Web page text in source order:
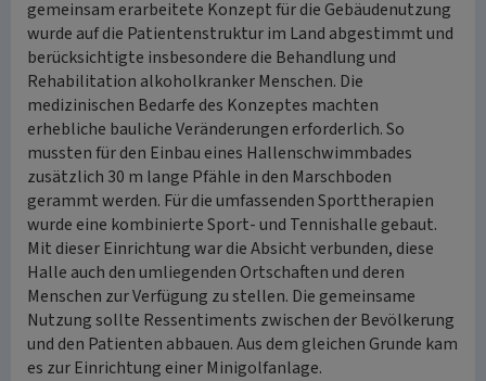
gemeinsam erarbeitete Konzept für die Gebäudenutzung
wurde auf die Patientenstruktur im Land abgestimmt und
berücksichtigte insbesondere die Behandlung und
Rehabilitation alkoholkranker Menschen. Die
medizinischen Bedarfe des Konzeptes machten
erhebliche bauliche Veränderungen erforderlich. So
mussten für den Einbau eines Hallenschwimmbades
zusätzlich 30 m lange Pfähle in den Marschboden
gerammt werden. Für die umfassenden Sporttherapien
wurde eine kombinierte Sport- und Tennishalle gebaut.
Mit dieser Einrichtung war die Absicht verbunden, diese
Halle auch den umliegenden Ortschaften und deren
Menschen zur Verfügung zu stellen. Die gemeinsame
Nutzung sollte Ressentiments zwischen der Bevölkerung
und den Patienten abbauen. Aus dem gleichen Grunde kam
es zur Einrichtung einer Minigolfanlage.